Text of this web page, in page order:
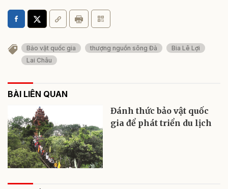
Bảo vật quốc gia thượng nguồn sông Đà
Bia Lê Lợi
Lai Châu
BÀI LIÊN QUAN
Đánh thức bảo vật quốc
gia để phát triển du lịch